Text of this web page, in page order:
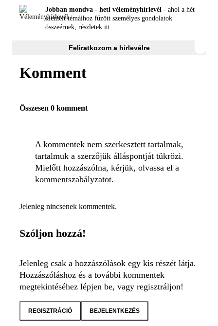
Jobban mondva - heti véleményhírlevél - ahol a hét
kiemelt témáihoz fűzött személyes gondolatok
összeérnek, részletek itt.
Feliratkozom a hírlevélre
Komment
Összesen 0 komment
A kommentek nem szerkesztett tartalmak,
tartalmuk a szerzőjük álláspontját tükrözi.
Mielőtt hozzászólna, kérjük, olvassa el a
kommentszabályzatot.
Jelenleg nincsenek kommentek.
Szóljon hozzá!
Jelenleg csak a hozzászólások egy kis részét látja.
Hozzászóláshoz és a további kommentek
megtekintéséhez lépjen be, vagy regisztráljon!
REGISZTRÁCIÓ BEJELENTKEZÉS